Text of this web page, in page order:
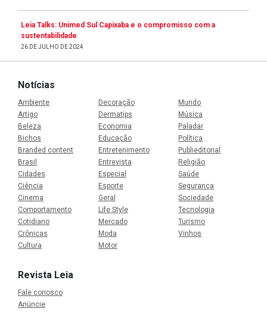
Leia Talks: Unimed Sul Capixaba e o compromisso com a
sustentabilidade
26 DE JULHO DE 2024
Notícias
Ambiente
Artigo
Beleza
Bichos
Branded content
Brasil
Cidades
Ciência
Cinema
Comportamento
Cotidiano
Crônicas
Cultura
Decoração
Dermatips
Economia
Educação
Entretenimento
Entrevista
Especial
Esporte
Geral
Life Style
Mercado
Moda
Motor
Mundo
Música
Paladar
Política
Publieditorial
Religião
Saúde
Segurança
Sociedade
Tecnologia
Turismo
Vinhos
Revista Leia
Fale conosco
Anúncie